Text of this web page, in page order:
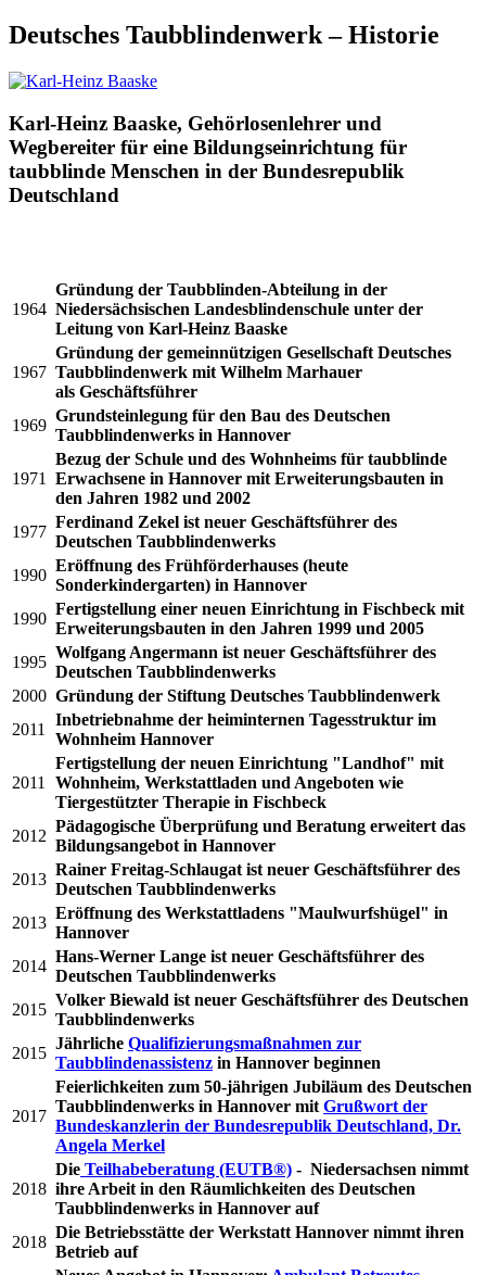
Deutsches Taubblindenwerk – Historie
Karl-Heinz Baaske, Gehörlosenlehrer und
Wegbereiter für eine Bildungseinrichtung für
taubblinde Menschen in der Bundesrepublik
Deutschland
1964
Gründung der Taubblinden-Abteilung in der
Niedersächsischen Landesblindenschule unter der
Leitung von Karl-Heinz Baaske
1967
Gründung der gemeinnützigen Gesellschaft Deutsches
Taubblindenwerk mit Wilhelm Marhauer
als Geschäftsführer
1969
Grundsteinlegung für den Bau des Deutschen
Taubblindenwerks in Hannover
1971
Bezug der Schule und des Wohnheims für taubblinde
Erwachsene in Hannover mit Erweiterungsbauten in
den Jahren 1982 und 2002
1977
Ferdinand Zekel ist neuer Geschäftsführer des
Deutschen Taubblindenwerks
1990
Eröffnung des Frühförderhauses (heute
Sonderkindergarten) in Hannover
1990
Fertigstellung einer neuen Einrichtung in Fischbeck mit
Erweiterungsbauten in den Jahren 1999 und 2005
1995
Wolfgang Angermann ist neuer Geschäftsführer des
Deutschen Taubblindenwerks
2000 Gründung der Stiftung Deutsches Taubblindenwerk
2011
Inbetriebnahme der heiminternen Tagesstruktur im
Wohnheim Hannover
2011
Fertigstellung der neuen Einrichtung "Landhof" mit
Wohnheim, Werkstattladen und Angeboten wie
Tiergestützter Therapie in Fischbeck
2012
Pädagogische Überprüfung und Beratung erweitert das
Bildungsangebot in Hannover
2013
Rainer Freitag-Schlaugat ist neuer Geschäftsführer des
Deutschen Taubblindenwerks
2013
Eröffnung des Werkstattladens "Maulwurfshügel" in
Hannover
2014
Hans-Werner Lange ist neuer Geschäftsführer des
Deutschen Taubblindenwerks
2015
Volker Biewald ist neuer Geschäftsführer des Deutschen
Taubblindenwerks
2015
Jährliche Qualifizierungsmaßnahmen zur
Taubblindenassistenz in Hannover beginnen
2017
Feierlichkeiten zum 50-jährigen Jubiläum des Deutschen
Taubblindenwerks in Hannover mit Grußwort der
Bundeskanzlerin der Bundesrepublik Deutschland, Dr.
Angela Merkel
2018
Die Teilhabeberatung (EUTB®) - Niedersachsen nimmt
ihre Arbeit in den Räumlichkeiten des Deutschen
Taubblindenwerks in Hannover auf
2018
Die Betriebsstätte der Werkstatt Hannover nimmt ihren
Betrieb auf